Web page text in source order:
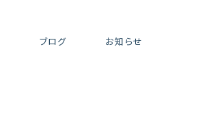
ブログ お知らせ